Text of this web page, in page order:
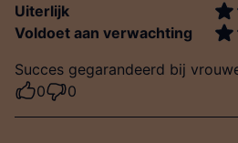
Uiterlijk
Voldoet aan verwachting
Succes gegarandeerd bij
0
0